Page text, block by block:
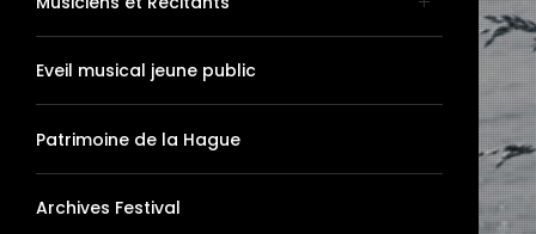
Eveil musical jeune public
Patrimoine de la Hague
Archives Festival